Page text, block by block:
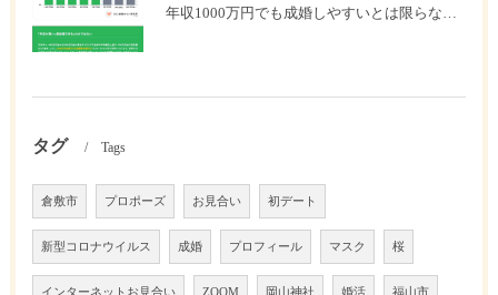
年収1000万円でも成婚しやすいとは限らない? 「年収帯別の成婚率」のリアル
タグ Tags
倉敷市 プロポーズ お見合い 初デート
新型コロナウイルス 成婚 プロフィール マスク 桜
インターネットお見合い ZOOM 岡山神社 婚活 福山市